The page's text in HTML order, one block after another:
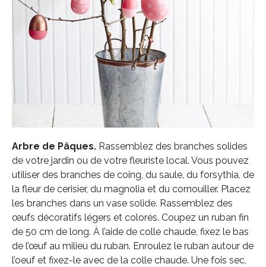
Arbre de Pâques.Rassemblez des branches solides
de votre jardin ou de votre fleuriste local. Vous pouvez
utiliser des branches de coing, du saule, du forsythia, de
la fleur de cerisier, du magnolia et du cornouiller. Placez
les branches dans un vase solide. Rassemblez des
œufs décoratifs légers et colorés. Coupez un ruban fin
de 50 cm de long. À l’aide de colle chaude, fixez le bas
de l’œuf au milieu du ruban. Enroulez le ruban autour de
l’oeuf et fixez-le avec de la colle chaude. Une fois sec,